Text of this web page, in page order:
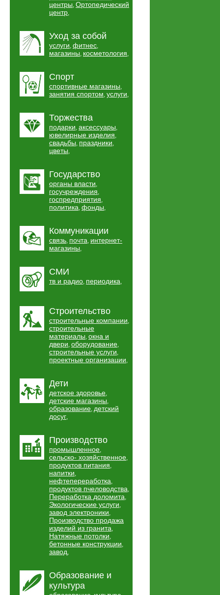
центры, Ортопедический
центр,
Уход за собой
услуги, фитнес,
магазины, косметология,
Спорт
спортивные магазины,
занятия спортом, услуги,
Торжества
подарки, аксессуары,
ювелирные изделия,
свадьбы, праздники,
цветы,
Государство
органы власти,
госучреждения,
госпредприятия,
политика, фонды,
Коммуникации
связь, почта, интернет-
магазины,
СМИ
тв и радио, периодика,
Строительство
строительные компании,
строительные
материалы, окна и
двери, оборудование,
строительные услуги,
проектные организации,
Дети
детское здоровье,
детские магазины,
образование, детский
досуг,
Производство
промышленное,
сельско- хозяйственное,
продуктов питания,
напитки,
нефтепереработка,
продуктов пчеловодства,
Переработка доломита,
Экологические услуги,
завод электроники,
Производство продажа
изделий из гранита,
Натяжные потолки,
бетонные конструкции,
завод,
Образование и
культура